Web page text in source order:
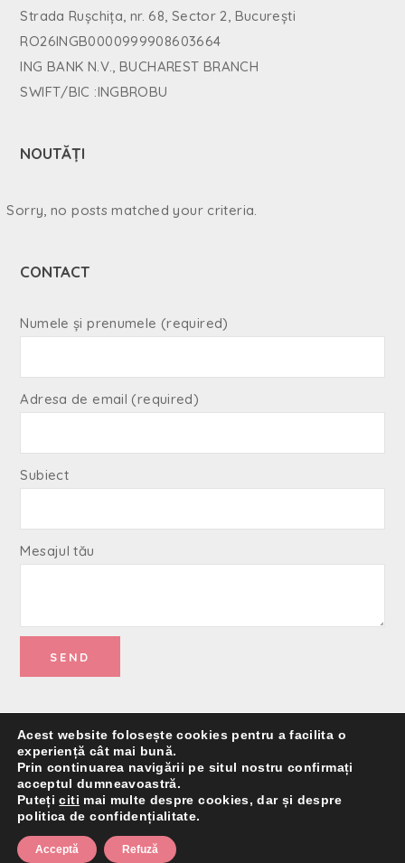
Strada Rușchița, nr. 68, Sector 2, București
RO26INGB0000999908603664
ING BANK N.V., BUCHAREST BRANCH
SWIFT/BIC :INGBROBU
NOUTĂȚI
Sorry, no posts matched your criteria.
CONTACT
Numele și prenumele (required)
Adresa de email (required)
Subiect
Mesajul tău
Termeni și Condiții·Politica de confidențialitate
Acest website folosește cookies pentru a facilita o
experiență cât mai bună.
Prin continuarea navigării pe situl nostru confirmați
acceptul dumneavoastră.
Putețiciti mai multe despre cookies, dar și despre
politica de confidențialitate.
Acceptă Refuză